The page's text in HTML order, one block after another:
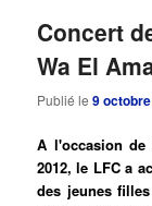
Concert
Wa El
Publié le9
A l'occasion
2012, le LFC a
des jeunes